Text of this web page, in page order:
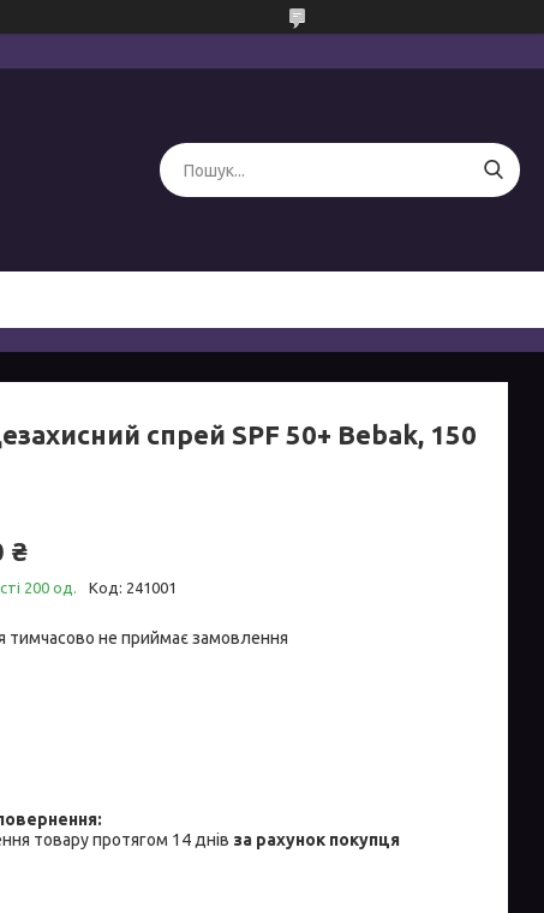
спрей SPF 50+ Bebak, 150
₴
200 од. Код: 241001
тимчасово не приймає замовлення
товару протягом 14 днів за рахунок покупця